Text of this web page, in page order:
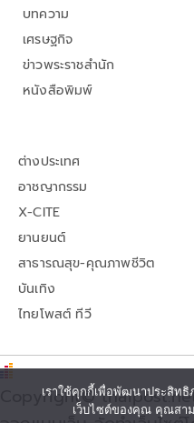
บทความ
เศรษฐกิจ
ข่าวพระราชสำนัก
หนังสือพิมพ์
ต่างประเทศ
อาชญากรรม
X-CITE
ยานยนต์
สาธารณสุข-คุณภาพชีวิต
บันเทิง
ไทยโพสต์ ทีวี
Copyright©
เราใช้คุกกี้เพื่อพัฒนาประสิท
เว็บไซต์ของคุณ คุณสา